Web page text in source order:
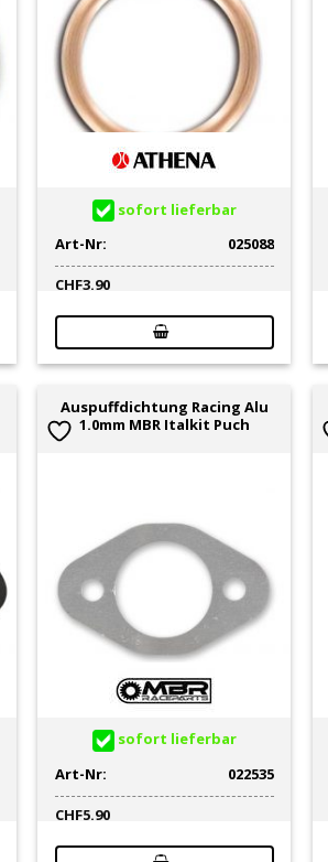
sofort lieferbar
Art-Nr:
025088
CHF3.90
Auspuffdichtung Racing Alu
1.0mm MBR Italkit Puch
sofort lieferbar
Art-Nr:
022535
CHF5.90